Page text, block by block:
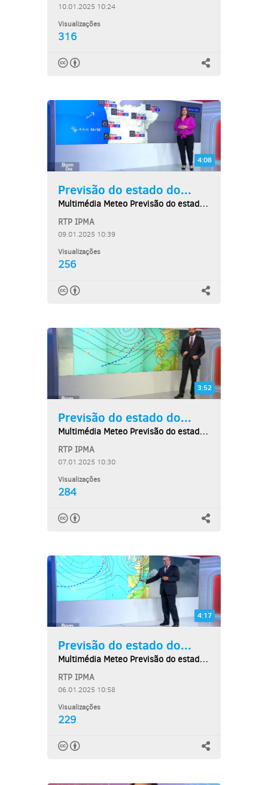
10.01.2025 10:24
Visualizações
316
4:08
Previsão do estado do...
Multimédia Meteo Previsão do estado do tempo,...
RTP IPMA
09.01.2025 10:39
Visualizações
256
3:52
Previsão do estado do...
Multimédia Meteo Previsão do estado do tempo,...
RTP IPMA
07.01.2025 10:30
Visualizações
284
4:17
Previsão do estado do...
Multimédia Meteo Previsão do estado do tempo,...
RTP IPMA
06.01.2025 10:58
Visualizações
229